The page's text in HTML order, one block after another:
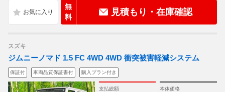
無
料
見積もり・在庫確認
スズキ
ジムニーノマド 1.5 FC 4WD 4WD 衝突被害軽減システム
保証付 車両品質保証書付 購入プラン付き
支払総額 本体価格